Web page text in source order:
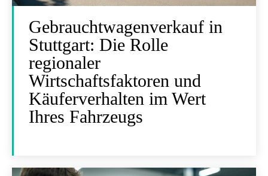
Gebrauchtwagenverkauf in
Stuttgart: Die Rolle
regionaler
Wirtschaftsfaktoren und
Käuferverhalten im Wert
Ihres Fahrzeugs